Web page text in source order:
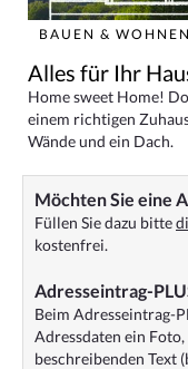
BAUEN & WOHNEN
Alles für Ihr
Home sweet Home!
einem richtigen
Wände und ein Dach.
Möchten Sie eine
Füllen Sie dazu bitte
kostenfrei.
Adresseintrag-
Beim Adresseintrag-
Adressdaten ein
beschreibenden Text